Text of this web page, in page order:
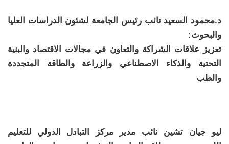
د.محمود السعيد نائب رئيس الجامعة لشئون الدراسات العليا
والبحوث:
تعزيز علاقات الشراكة والتعاون في مجالات الاقتصاد والبنية
التحتية والذكاء الاصطناعي والزراعة والطاقة المتجددة
والطب
ليو جيان تشين نائب مدير مركز التبادل الدولي للتعليم